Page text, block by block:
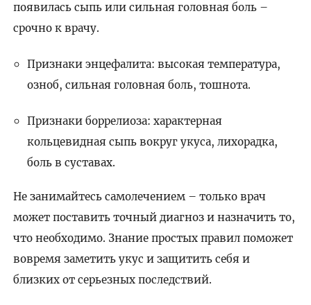
появилась сыпь или сильная головная боль –
срочно к врачу.
Признаки энцефалита: высокая температура,
озноб, сильная головная боль, тошнота.
Признаки боррелиоза: характерная
кольцевидная сыпь вокруг укуса, лихорадка,
боль в суставах.
Не занимайтесь самолечением – только врач
может поставить точный диагноз и назначить то,
что необходимо. Знание простых правил поможет
вовремя заметить укус и защитить себя и
близких от серьезных последствий.